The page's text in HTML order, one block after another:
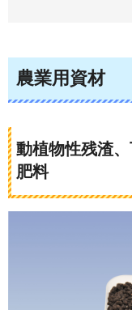
農業用資材
動植物性残渣
肥料